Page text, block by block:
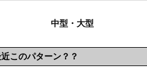
中型・大型
このパターン？？